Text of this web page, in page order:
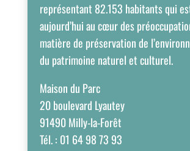
représentant 82.153 habitants qui
aujourd’hui au cœur des
matière de préservation de
du patrimoine naturel et culturel.
Maison du Parc
20 boulevard Lyautey
91490 Milly-la-Forêt
Tél. : 01 64 98 73 93